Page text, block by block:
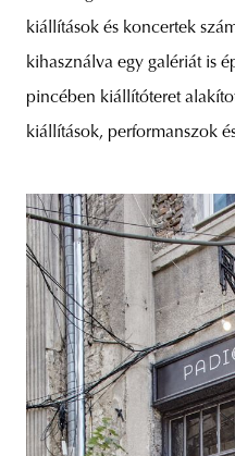
kiállítások és koncertek
kihasználva egy galériát is
pincében kiállítóteret
kiállítások, performanszok